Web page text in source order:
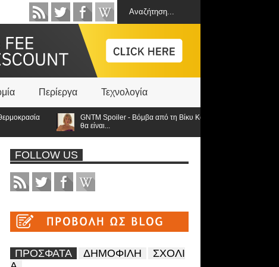
Περίεργα Τεχνολογία
GNTM Spoiler - Βόμβα από τη Βίκυ Καγιά ανατρέπει τα πάντα: Στον
θα είναι...
FOLLOW US
ΠΡΟΣΦΑΤΑ ΔΗΜΟΦΙΛΗ
ΣΧΟΛΙ